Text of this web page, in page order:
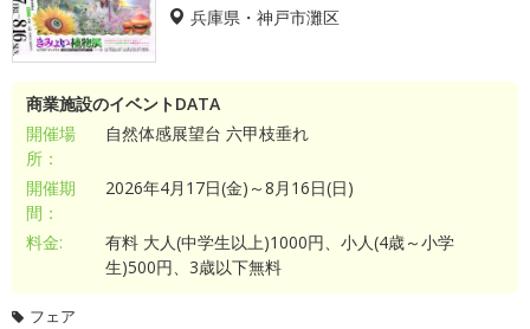
兵庫県・神戸市灘区
商業施設のイベントDATA
開催場
所：
自然体感展望台 六甲枝垂れ
開催期
間：
2026年4月17日(金)～8月16日(日)
料金:
有料 大人(中学生以上)1000円、小人(4歳～小学
生)500円、3歳以下無料
フェア